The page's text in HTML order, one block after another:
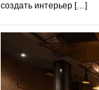
создать интерьер […]